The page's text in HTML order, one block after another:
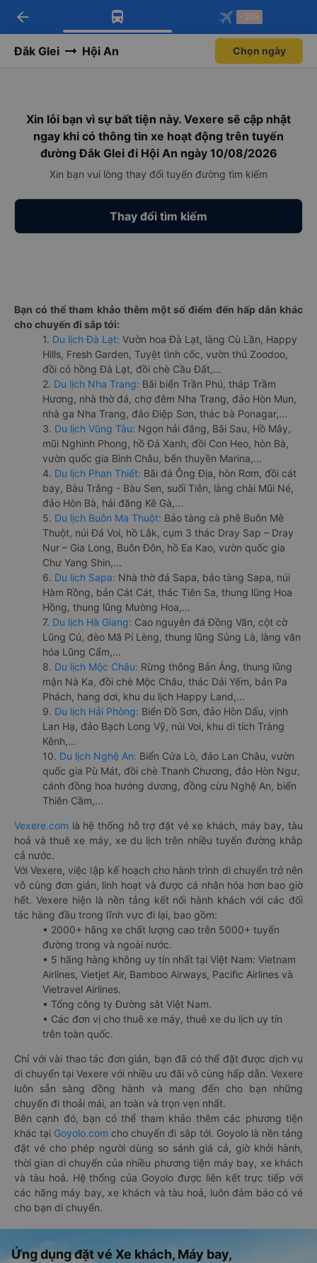
Tải app Vexere ngay!
Nhận ưu đãi thành viên độc
Mở app
Tải app Vexere
-30k/ghế khi đặt vé máy bay qua
Mở app
arrow_back -30k
Đắk Glei Hội An Chọn ngày
Xin lỗi bạn vì sự bất tiện này. Vexere sẽ cập nhật
ngay khi có thông tin xe hoạt động trên tuyến
đường Đắk Glei đi Hội An ngày 10/08/2026
Xin bạn vui lòng thay đổi tuyến đường tìm kiếm
Thay đổi tìm kiếm
Bạn có thể tham khảo thêm một số điểm đến hấp dẫn khác
cho chuyến đi sắp tới:
1. Du lịch Đà Lạt: Vườn hoa Đà Lạt, làng Cù Lần, Happy
Hills, Fresh Garden, Tuyệt tình cốc, vườn thú Zoodoo,
đồi cỏ hồng Đà Lạt, đồi chè Cầu Đất,...
2. Du lịch Nha Trang: Bãi biển Trần Phú, tháp Trầm
Hương, nhà thờ đá, chợ đêm Nha Trang, đảo Hòn Mun,
nhà ga Nha Trang, đảo Điệp Sơn, thác bà Ponagar,...
3. Du lịch Vũng Tàu: Ngọn hải đăng, Bãi Sau, Hồ Mây,
mũi Nghinh Phong, hồ Đá Xanh, đồi Con Heo, hòn Bà,
vườn quốc gia Bình Châu, bến thuyền Marina,...
4. Du lịch Phan Thiết: Bãi đá Ông Địa, hòn Rơm, đồi cát
bay, Bàu Trắng - Bàu Sen, suối Tiên, làng chài Mũi Né,
đảo Hòn Bà, hải đăng Kê Gà,...
5. Du lịch Buôn Ma Thuột: Bảo tàng cà phê Buôn Mê
Thuột, núi Đá Voi, hồ Lắk, cụm 3 thác Dray Sap – Dray
Nur – Gia Long, Buôn Đôn, hồ Ea Kao, vườn quốc gia
Chư Yang Shin,...
6. Du lịch Sapa: Nhà thờ đá Sapa, bảo tàng Sapa, núi
Hàm Rồng, bản Cát Cát, thác Tiên Sa, thung lũng Hoa
Hồng, thung lũng Mường Hoa,...
7. Du lịch Hà Giang: Cao nguyên đá Đồng Văn, cột cờ
Lũng Cú, đèo Mã Pí Lèng, thung lũng Sủng Là, làng văn
hóa Lũng Cẩm,...
8. Du lịch Mộc Châu: Rừng thông Bản Áng, thung lũng
mận Nà Ka, đồi chè Mộc Châu, thác Dải Yếm, bản Pa
Phách, hang dơi, khu du lịch Happy Land,...
9. Du lịch Hải Phòng: Biển Đồ Sơn, đảo Hòn Dấu, vịnh
Lan Hạ, đảo Bạch Long Vỹ, núi Voi, khu di tích Tràng
Kênh,...
10. Du lịch Nghệ An: Biển Cửa Lò, đảo Lan Châu, vườn
quốc gia Pù Mát, đồi chè Thanh Chương, đảo Hòn Ngư,
cánh đồng hoa hướng dương, đồng cừu Nghệ An, biển
Thiên Cầm,...
Vexere.com là hệ thống hỗ trợ đặt vé xe khách, máy bay, tàu
hoả và thuê xe máy, xe du lịch trên nhiều tuyến đường khắp
cả nước.
Với Vexere, việc lập kế hoạch cho hành trình di chuyển trở nên
vô cùng đơn giản, linh hoạt và được cá nhân hóa hơn bao giờ
hết. Vexere hiện là nền tảng kết nối hành khách với các đối
tác hàng đầu trong lĩnh vực đi lại, bao gồm:
• 2000+ hãng xe chất lượng cao trên 5000+ tuyến
đường trong và ngoài nước.
• 5 hãng hàng không uy tín nhất tại Việt Nam: Vietnam
Airlines, Vietjet Air, Bamboo Airways, Pacific Airlines và
Vietravel Airlines.
• Tổng công ty Đường sắt Việt Nam.
• Các đơn vị cho thuê xe máy, thuê xe du lịch uy tín
trên toàn quốc.
Chỉ với vài thao tác đơn giản, bạn đã có thể đặt được dịch vụ
di chuyển tại Vexere với nhiều ưu đãi vô cùng hấp dẫn. Vexere
luôn sẵn sàng đồng hành và mang đến cho bạn những
chuyến đi thoải mái, an toàn và trọn vẹn nhất.
Bên cạnh đó, bạn có thể tham khảo thêm các phương tiện
khác tại Goyolo.com cho chuyến đi sắp tới. Goyolo là nền tảng
đặt vé cho phép người dùng so sánh giá cả, giờ khởi hành,
thời gian di chuyển của nhiều phương tiện máy bay, xe khách
và tàu hoả. Hệ thống của Goyolo được liên kết trực tiếp với
các hãng máy bay, xe khách và tàu hoả, luôn đảm bảo có vé
cho bạn di chuyển.
Ứng dụng đặt vé Xe khách, Máy bay,